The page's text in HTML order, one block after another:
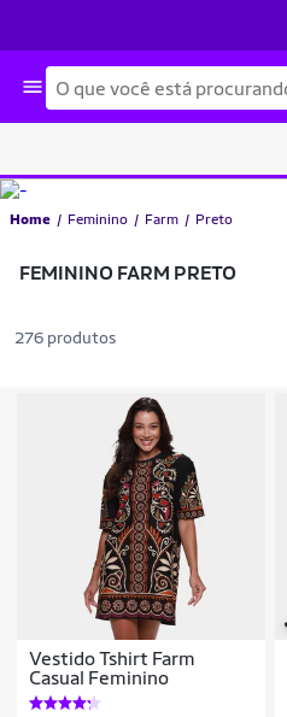
Busca
Home Feminino Farm Preto
FEMININO FARM PRETO
276 produtos
Vestido Tshirt Farm
Casual Feminino